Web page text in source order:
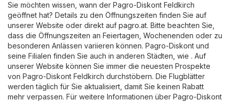
Sie möchten wissen, wann der Pagro-Diskont Feldkirch
geöffnet hat? Details zu den Öffnungszeiten finden Sie auf
unserer Website oder direkt auf pagro.at. Bitte beachten Sie,
dass die Öffnungszeiten an Feiertagen, Wochenenden oder zu
besonderen Anlässen variieren können. Pagro-Diskont und
seine Filialen finden Sie auch in anderen Städten, wie . Auf
unserer Website können Sie immer die neuesten Prospekte
von Pagro-Diskont Feldkirch durchstöbern. Die Flugblätter
werden täglich für Sie aktualisiert, damit Sie keinen Rabatt
mehr verpassen. Für weitere Informationen über Pagro-Diskont